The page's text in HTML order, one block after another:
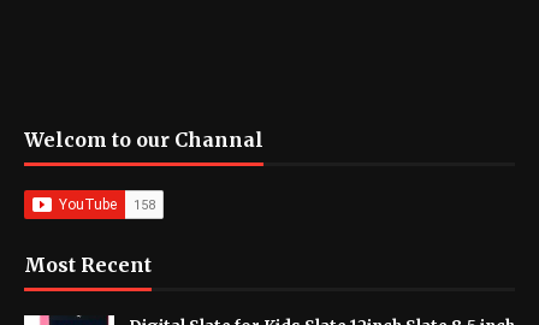
Welcom to our Channal
Most Recent